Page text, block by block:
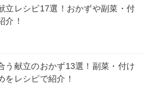
立レシピ17選！おかずや副菜・付
介！
う献立のおかず13選！副菜・付け
をレシピで紹介！